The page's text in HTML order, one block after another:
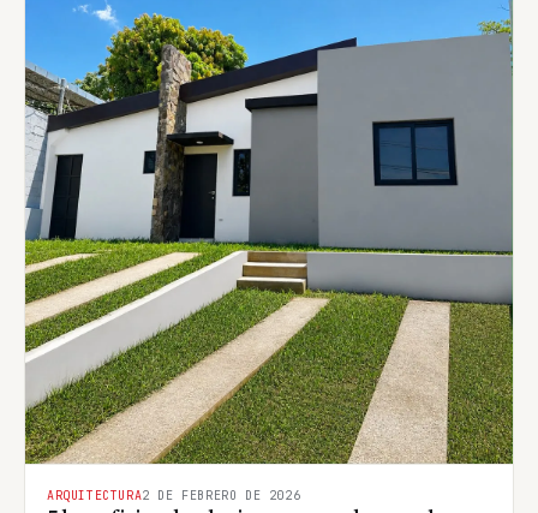
ARQUITECTURA2 DE FEBRERO DE 2026